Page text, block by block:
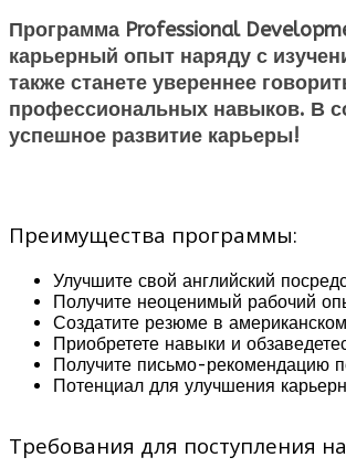
Программа Professional
карьерный опыт наряду с
также станете увереннее
профессиональных навыков. В
успешное развитие карьеры!
Преимущества программы:
Улучшите свой английский
Получите неоценимый рабочий
Создатите резюме в
Приобретете навыки и
Получите письмо-рекомендацию
Потенциал для улучшения
Требования для поступления